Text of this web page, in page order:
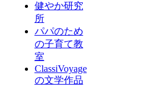
健やか研究
所
パパのため
の子育て教
室
ClassiVoyage
の文学作品